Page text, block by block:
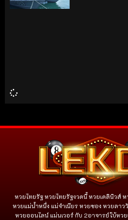
หวยไทยรัฐ หวยไทยรัฐงวดนี้ หวยเดลินิวส์
หวยแม่น้ำหนึ่ง แม่จําเนียร หวยซอง หวยลา
หวยออนไลน์ แม่นเวอร์ กับ 2อาจารย์ใบ้หว